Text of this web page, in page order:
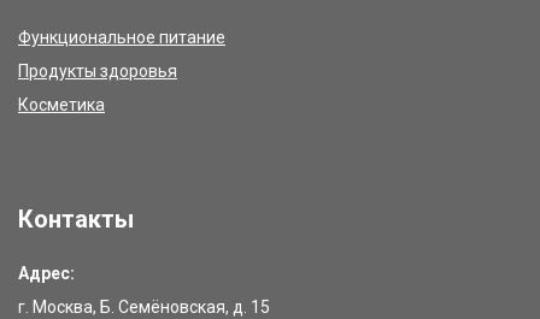
Функциональное питание
Продукты здоровья
Косметика
Контакты
Адрес:
г. Москва, Б. Семёновская, д. 15